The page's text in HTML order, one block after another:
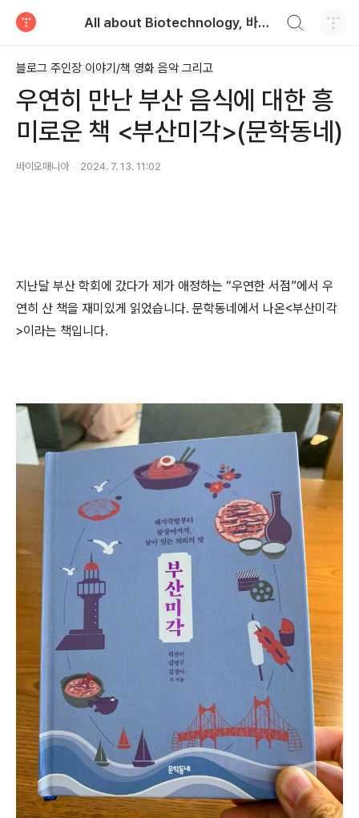
All about Biotechnology, 바이오텍의 모든 것
블로그 주인장 이야기/책 영화 음악 그리고
우연히 만난 부산 음식에 대한 흥
미로운 책 <부산미각>(문학동네)
바이오매니아 2024. 7. 13. 11:02
지난달 부산 학회에 갔다가 제가 애정하는 “우연한 서점”에서 우
연히 산 책을 재미있게 읽었습니다. 문학동네에서 나온<부산미각
>이라는 책입니다.